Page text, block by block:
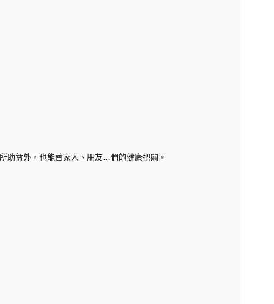
助益外，也能替家人、朋友…們的健康把關。